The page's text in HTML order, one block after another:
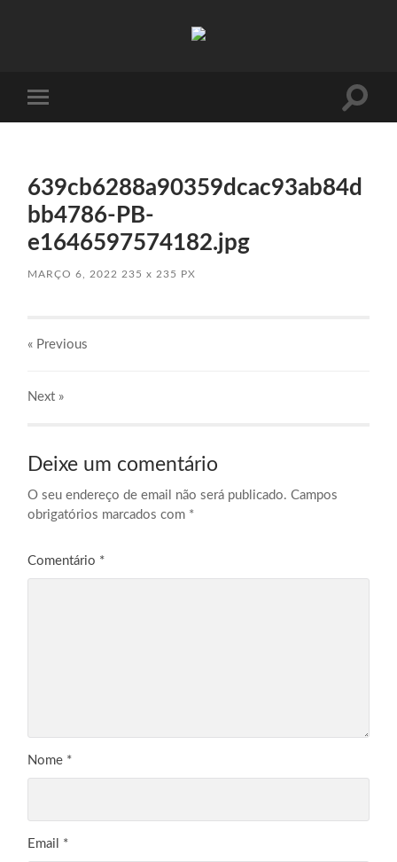
mobile
Toggle
639cb6288a90359dcac93ab84d
bb4786-PB-
e1646597574182.jpg
MARÇO 6, 2022 235x 235 PX
« Previous
Next »
Deixe um comentário
O seu endereço de email não será publicado. Campos
obrigatórios marcados com *
Comentário *
Nome *
Email *